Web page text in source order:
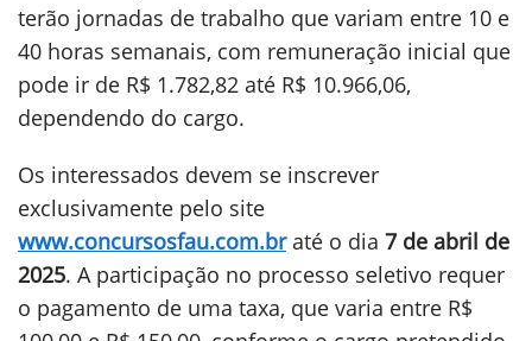
terão jornadas de trabalho que variam entre 10 e
40 horas semanais, com remuneração inicial que
pode ir de R$ 1.782,82 até R$ 10.966,06,
dependendo do cargo.
Os interessados devem se inscrever
exclusivamente pelo site
www.concursosfau.com.braté o dia 7 de abril de
2025. A participação no processo seletivo requer
o pagamento de uma taxa, que varia entre R$